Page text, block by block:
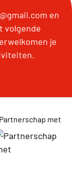
en
volgende
je
Partnerschap met